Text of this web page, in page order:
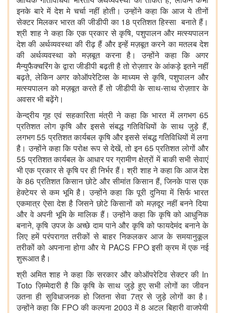
इनके बारे में देश मे चर्चा नहीं होती। उन्होंने कहा कि आज ये तीनों
सेक्टर मिलकर भारत की जीडीपी का 18 प्रतिशत हिस्सा बनाते हैं।
श्री शाह ने कहा कि एक प्रकार से कृषि, पशुपालन और मत्स्यपालन
देश की अर्थव्यवस्था की रीढ़ हैं और इन्हें मज़बूत करने का मतलब देश
की अर्थव्यवस्था को मज़बूत करना है। उन्होंने कहा कि अगर
मैन्युफैक्चरिंग के द्वारा जीडीपी बढ़ती है तो रोज़ग़ार के आंकड़े इतने नहीं
बढ़ते, लेकिन अगर कोऑपरेटिव्स के माध्यम से कृषि, पशुपालन और
मत्स्यपालन को मज़बूत करते हैं तो जीडीपी के साथ-साथ रोज़ग़ार के
अवसर भी बढ़ेंगे।
केन्द्रीय गृह एवं सहकारिता मंत्री ने कहा कि भारत में लगभग 65
प्रतिशत लोग कृषि और इससे संबद्ध गतिविधियों के साथ जुड़े हैं,
लगभग 55 प्रतिशत कार्यबल कृषि और इससे संबद्ध गतिविधियों में लगा
है। उन्होंने कहा कि परोक्ष रूप से देखें, तो इन 65 प्रतिशत लोगों और
55 प्रतिशत कार्यबल के आधार पर ग्रामीण क्षेत्रों में बाकी सभी सेवाएं
भी एक प्रकार से कृषि पर ही निर्भर हैं। श्री शाह ने कहा कि आज देश
के 86 प्रतिशत किसान छोटे और सीमांत किसान हैं, जिनके पास एक
हेक्टेयर से कम भूमि है। उन्होंने कहा कि पूरी दुनिया में सिर्फ भारत
एकमात्र ऐसा देश है जिसने छोटे किसानों को मज़दूर नहीं बनने दिया
और वे अपनी भूमि के मालिक हैं। उन्होंने कहा कि कृषि को आधुनिक
बनाने, कृषि उपज के अच्छे दाम पाने और कृषि को फायदेमंद बनाने के
लिए हमें परंपरागत तरीकों से बाहर निकलकर आज के समयानुकूल
तरीकों को अपनाना होगा और ये PACS FPO इसी क्रम में एक नई
शुरूआत है।
श्री अमित शाह ने कहा कि सरकार और कोऑपरेटिव सेक्टर की In
Toto ज़िम्मेदारी है कि कृषि के साथ जुड़े हुए सभी लोगों का जीवन
उतना ही सुविधाजनक हो जितना सेवा 7त्र से जुड़े लोगों का है।
उन्होंने कहा कि FPO की कल्पना 2003 में 8 अटल बिहारी वाजपेयी